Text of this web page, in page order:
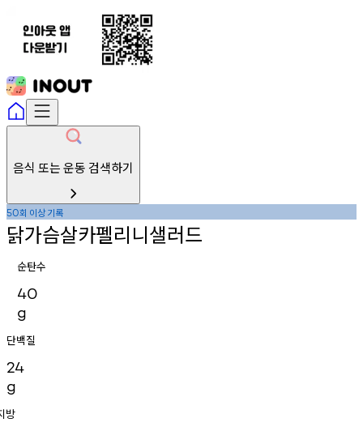
음식 또는 운동 검색하기
50회 이상기록
닭가슴살카펠리니샐러드
순탄수
40
g
단백질
24
g
방